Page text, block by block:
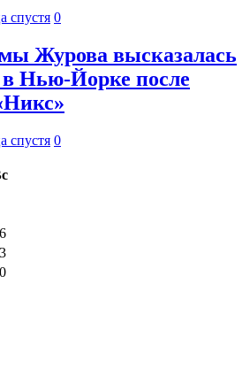
спустя 0
Журова высказалась
в Нью-Йорке после
спустя 0